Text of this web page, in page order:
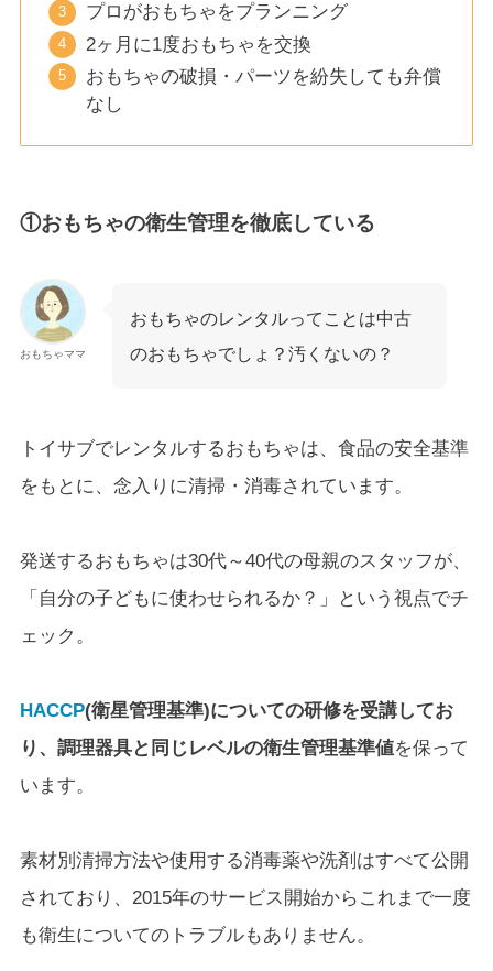
プロがおもちゃをプランニング
2ヶ月に1度おもちゃを交換
おもちゃの破損・パーツを紛失しても弁償
なし
①おもちゃの衛生管理を徹底している
おもちゃママ
おもちゃのレンタルってことは中古
のおもちゃでしょ？汚くないの？
トイサブでレンタルするおもちゃは、食品の安全基準
をもとに、念入りに清掃・消毒されています。
発送するおもちゃは30代～40代の母親のスタッフが、
「自分の子どもに使わせられるか？」という視点でチ
ェック。
HACCP(衛星管理基準)についての研修を受講してお
り、調理器具と同じレベルの衛生管理基準値を保って
います。
素材別清掃方法や使用する消毒薬や洗剤はすべて公開
されており、2015年のサービス開始からこれまで一度
も衛生についてのトラブルもありません。